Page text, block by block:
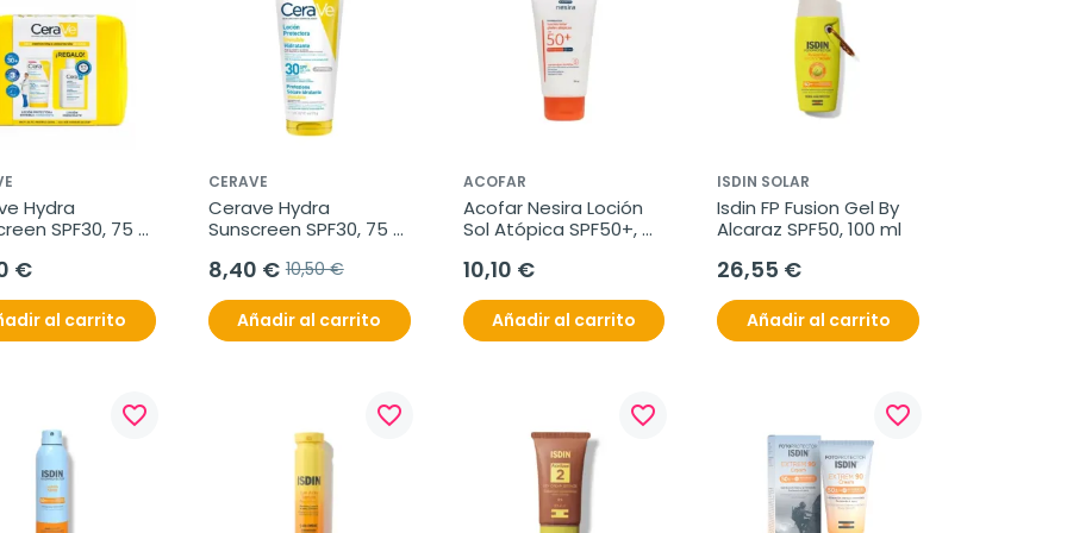
Hydra
SPF30, 75
88 ml
€
al carrito
CERAVE
Cerave Hydra
Sunscreen SPF30, 75
8,40 € 10,50 €
Añadir al carrito
ACOFAR
Acofar Nesira Loción
Sol Atópica SPF50+,
10,10 €
Añadir al carrito
ISDIN SOLAR
Isdin FP Fusion Gel By
Alcaraz SPF50, 100 ml
26,55 €
Añadir al carrito
favorite_border favorite_border favorite_border favorite_border